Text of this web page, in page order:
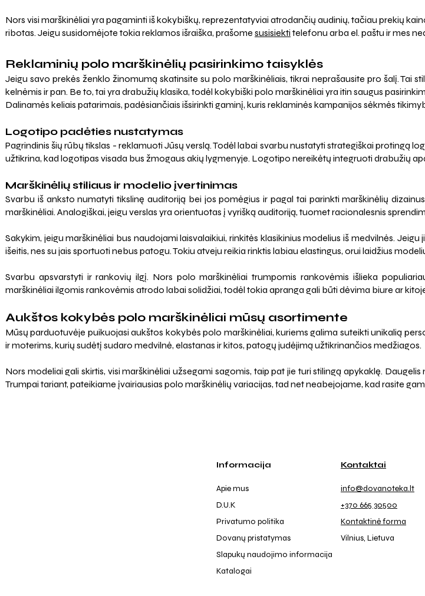
Nors visi marškinėliai yra pagaminti iš kokybiškų, reprezentatyviai atrodančių audinių, tačiau prekių
ribotas. Jeigu susidomėjote tokia reklamos išraiška, prašome susisiekti telefonu arba el. paštu ir mes
Reklaminių polo marškinėlių pasirinkimo taisyklės
Jeigu savo prekės ženklo žinomumą skatinsite su polo marškinėliais, tikrai neprašausite pro šalį. Tai
kelnėmis ir pan. Be to, tai yra drabužių klasika, todėl kokybiški polo marškinėliai yra itin saugus
Dalinamės keliais patarimais, padėsiančiais išsirinkti gaminį, kuris reklaminės kampanijos sėkmės
Logotipo padėties nustatymas
Pagrindinis šių rūbų tikslas - reklamuoti Jūsų verslą. Todėl labai svarbu nustatyti strategiškai protingą
užtikrina, kad logotipas visada bus žmogaus akių lygmenyje. Logotipo nereikėtų integruoti drabužių
Marškinėlių stiliaus ir modelio įvertinimas
Svarbu iš anksto numatyti tikslinę auditoriją bei jos pomėgius ir pagal tai parinkti marškinėlių
marškinėliai. Analogiškai, jeigu verslas yra orientuotas į vyrišką auditoriją, tuomet racionalesnis
Sakykim, jeigu marškinėliai bus naudojami laisvalaikiui, rinkitės klasikinius modelius iš medvilnės.
išeitis, nes su jais sportuoti nebus patogu. Tokiu atveju reikia rinktis labiau elastingus, orui laidžius
Svarbu apsvarstyti ir rankovių ilgį. Nors polo marškinėliai trumpomis rankovėmis išlieka
marškinėliai ilgomis rankovėmis atrodo labai solidžiai, todėl tokia apranga gali būti dėvima biure ar
Aukštos kokybės polo marškinėliai mūsų asortimente
Mūsų parduotuvėje puikuojasi aukštos kokybės polo marškinėliai, kuriems galima suteikti unikalią
ir moterims, kurių sudėtį sudaro medvilnė, elastanas ir kitos, patogų judėjimą užtikrinančios medžiagos.
Nors modeliai gali skirtis, visi marškinėliai užsegami sagomis, taip pat jie turi stilingą apykaklę.
Trumpai tariant, pateikiame įvairiausias polo marškinėlių variacijas, tad net neabejojame, kad rasite
Informacija
Apie mus
D.U.K
Privatumo politika
Dovanų pristatymas
Slapukų naudojimo informacija
Katalogai
Kontaktai
info@dovanoteka.lt
+370 665 30500
Kontaktinė forma
Vilnius, Lietuva